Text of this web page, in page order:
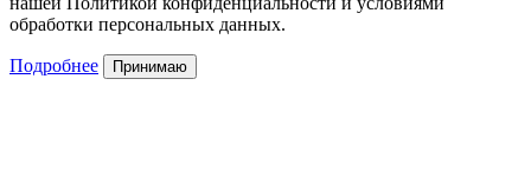
обработки персональных данных.
Подробнее Принимаю